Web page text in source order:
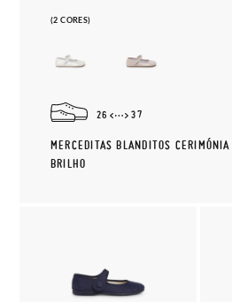
(2 CORES)
26 37
MERCEDITAS BLANDITOS CERIMÓNIA
BRILHO